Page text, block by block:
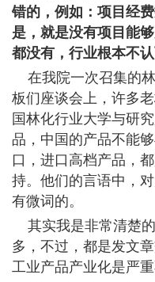
错的，例如：项目经
是，就是没有项目能
都没有，行业根本不认
在我院一次召集的
板们座谈会上，许多
国林化行业大学与研
品，中国的产品不能
口，进口高档产品，
持。他们的言语中，
有微词的。
其实我是非常清楚的
多，不过，都是发文
工业产品产业化是严重